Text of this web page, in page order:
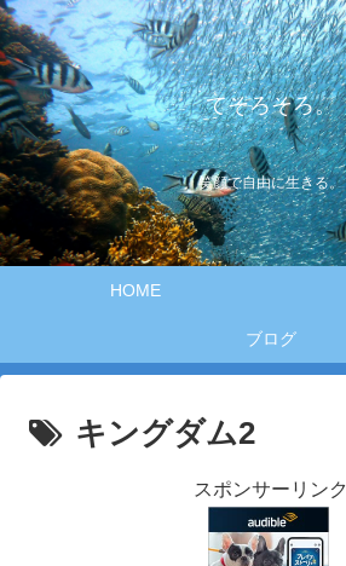
てそろそろ。
笑顔で自由に生きる。
HOME
ブログ
キングダム2
スポンサーリンク